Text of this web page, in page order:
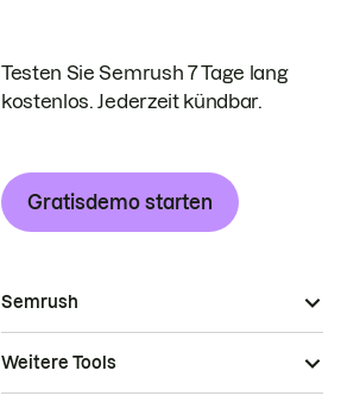
Testen Sie Semrush 7 Tage lang
kostenlos. Jederzeit kündbar.
Gratisdemo starten
Semrush
Weitere Tools